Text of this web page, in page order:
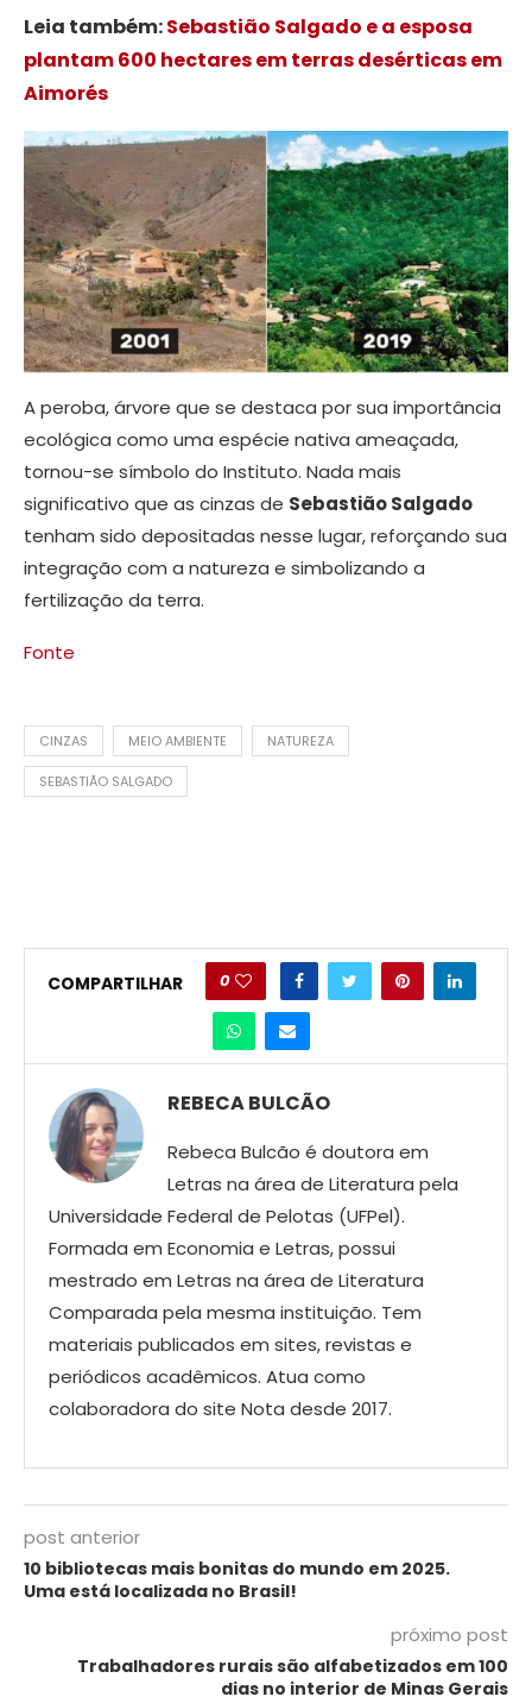
Leia também:Sebastião Salgado e a esposa
plantam 600 hectares em terras desérticas em
Aimorés
A peroba, árvore que se destaca por sua importância
ecológica como uma espécie nativa ameaçada,
tornou-se símbolo do Instituto. Nada mais
significativo que as cinzas de Sebastião Salgado
tenham sido depositadas nesse lugar, reforçando sua
integração com a natureza e simbolizando a
fertilização da terra.
Fonte
CINZAS MEIO AMBIENTE NATUREZA
SEBASTIÃO SALGADO
COMPARTILHAR 0
REBECA BULCÃO
Rebeca Bulcão é doutora em
Letras na área de Literatura pela
Universidade Federal de Pelotas (UFPel).
Formada em Economia e Letras, possui
mestrado em Letras na área de Literatura
Comparada pela mesma instituição. Tem
materiais publicados em sites, revistas e
periódicos acadêmicos. Atua como
colaboradora do site Nota desde 2017.
post anterior
10 bibliotecas mais bonitas do mundo em 2025.
Uma está localizada no Brasil!
próximo post
Trabalhadores rurais são alfabetizados em 100
dias no interior de Minas Gerais